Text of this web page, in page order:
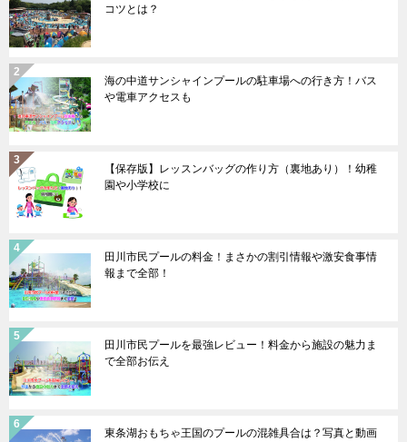
コツとは？
海の中道サンシャインプールの駐車場への行き方！バス
や電車アクセスも
【保存版】レッスンバッグの作り方（裏地あり）！幼稚
園や小学校に
田川市民プールの料金！まさかの割引情報や激安食事情
報まで全部！
田川市民プールを最強レビュー！料金から施設の魅力ま
で全部お伝え
東条湖おもちゃ王国のプールの混雑具合は？写真と動画